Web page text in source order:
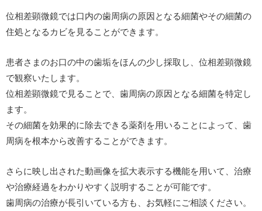
位相差顕微鏡では口内の歯周病の原因となる細菌やその細菌の
住処となるカビを見ることができます。
患者さまのお口の中の歯垢をほんの少し採取し、位相差顕微鏡
で観察いたします。
位相差顕微鏡で見ることで、歯周病の原因となる細菌を特定し
ます。
その細菌を効果的に除去できる薬剤を用いることによって、歯
周病を根本から改善することができます。
さらに映し出された動画像を拡大表示する機能を用いて、治療
や治療経過をわかりやすく説明することが可能です。
歯周病の治療が長引いている方も、お気軽にご相談ください。